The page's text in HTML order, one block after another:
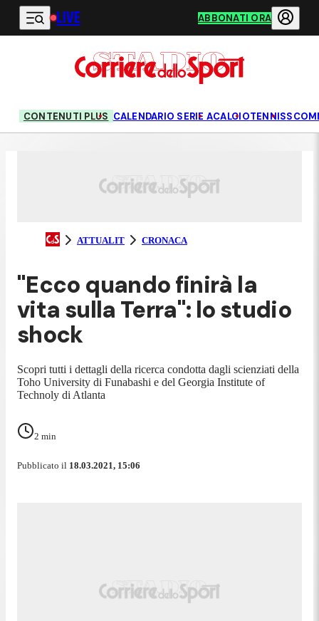
Vai al contenuto principale
LIVE ABBONATI ORA
CONTENUTI PLUS CALENDARIO SERIE ACALCIOTENNIS
ATTUALIT CRONACA
"Ecco quando finirà la
vita sulla Terra": lo studio
shock
Scopri tutti i dettagli della ricerca condotta dagli scienziati della
Toho University di Funabashi e del Georgia Institute of
Technoly di Atlanta
2 min
Pubblicato il 18.03.2021, 15:06